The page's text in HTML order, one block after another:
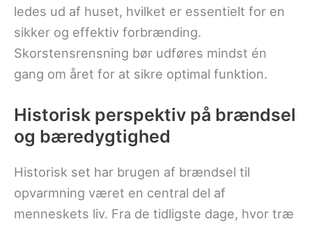
ledes ud af huset, hvilket er essentielt for en
sikker og effektiv forbrænding.
Skorstensrensning bør udføres mindst én
gang om året for at sikre optimal funktion.
Historisk perspektiv på brændsel
og bæredygtighed
Historisk set har brugen af brændsel til
opvarmning været en central del af
menneskets liv. Fra de tidligste dage, hvor træ